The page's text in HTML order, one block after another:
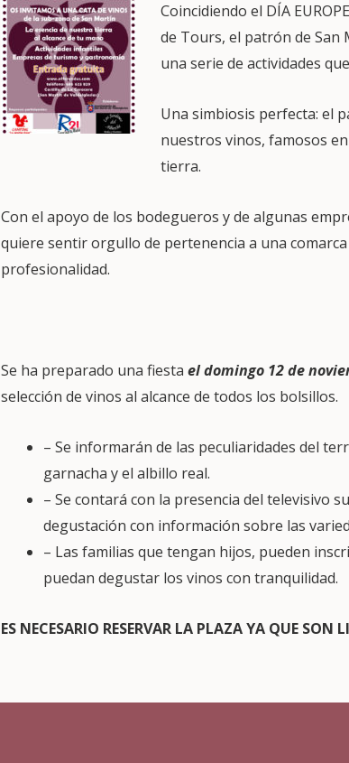
Coincidiendo el DÍA
de Tours, el patrón de San
una serie de actividades
Una simbiosis perfecta: el
nuestros vinos, famosos
tierra.
Con el apoyo de los bodegueros y de algunas
quiere sentir orgullo de pertenencia a una
profesionalidad.
Se ha preparado una fiesta el domingo 12 de
selección de vinos al alcance de todos los bolsillos.
– Se informarán de las peculiaridades del
garnacha y el albillo real.
– Se contará con la presencia del televisivo
degustación con información sobre las
– Las familias que tengan hijos, pueden
puedan degustar los vinos con tranquilidad.
ES NECESARIO RESERVAR LA PLAZA YA QUE